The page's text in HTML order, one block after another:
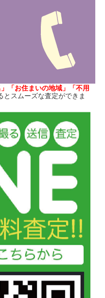
「お住まいの地域」「不用
とスムーズな査定ができま